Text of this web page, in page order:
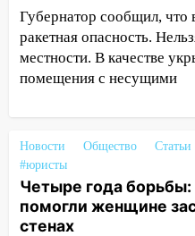
10:00 В
51-летний мужчина
09:50 В Ульяновске
застрял в тепловозе
юному
Чернышевского
08:21 В
велосипеда
Губернатор сообщил, что
ракетная опасность.
местности. В качестве
помещения с несущими
Новости Общество
Статьи
#юристы
Четыре года
помогли женщине
стенах